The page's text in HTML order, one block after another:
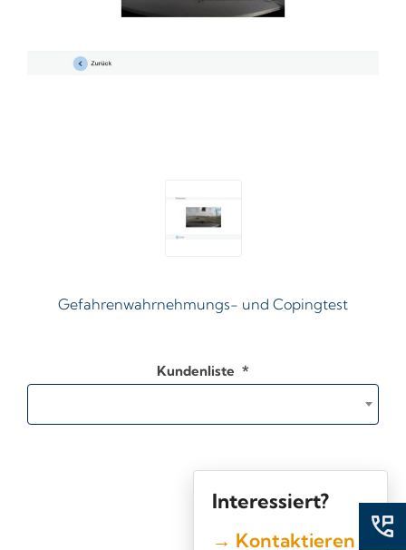
Gefahrenwahrnehmungs- und Copingtest
Kundenliste *
Interessiert?
→ Kontaktieren